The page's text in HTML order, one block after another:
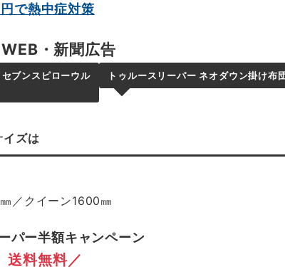
で熱中症対策
・新聞広告
ブンスピローウル
トゥルースリーパー ネオダウン掛け布
イズは
／クイーン1600㎜
パー半額キャンペーン
料無料／